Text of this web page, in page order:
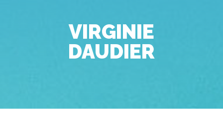
VIRGINIE
DAUDIER